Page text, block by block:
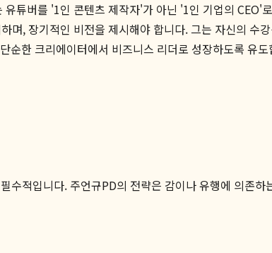
튜버를 '1인 콘텐츠 제작자'가 아닌 '1인 기업의 CEO'
며, 장기적인 비전을 제시해야 합니다. 그는 자신의 수
한 크리에이터에서 비즈니스 리더로 성장하도록 유
수적입니다. 주언규PD의 전략은 감이나 유행에 의존